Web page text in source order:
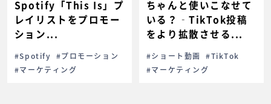
Spotify「This Is」プ
レイリストをプロモー
ション...
#Spotify #プロモーション
#マーケティング
ちゃんと使いこなせて
いる？‐TikTok投稿
をより拡散させる...
#ショート動画 #TikTok
#マーケティング